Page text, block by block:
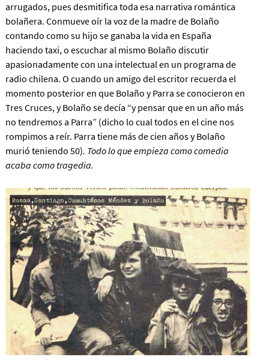
arrugados, pues desmitifica toda esa narrativa romántica
bolañera. Conmueve oír la voz de la madre de Bolaño
contando como su hijo se ganaba la vida en España
haciendo taxi, o escuchar al mismo Bolaño discutir
apasionadamente con una intelectual en un programa de
radio chilena. O cuando un amigo del escritor recuerda el
momento posterior en que Bolaño y Parra se conocieron en
Tres Cruces, y Bolaño se decía “y pensar que en un año más
no tendremos a Parra” (dicho lo cual todos en el cine nos
rompimos a reír. Parra tiene más de cien años y Bolaño
murió teniendo 50). Todo lo que empieza como comedia
acaba como tragedia.